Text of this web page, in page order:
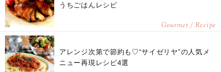
うちごはんレシピ
Gourmet / Recipe
アレンジ次第で節約も♡“サイゼリヤ”の人気メ
ニュー再現レシピ4選